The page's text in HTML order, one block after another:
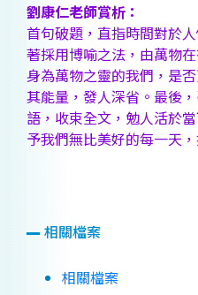
劉康仁老師賞析：
首句破題，直指時間對於
著採用博喻之法，由萬物
身為萬物之靈的我們，是
其能量，發人深省。最後
語，收束全文，勉人活於
予我們無比美好的每一天
相關檔案
相關檔案